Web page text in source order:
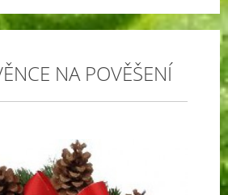
NA POVĚŠENÍ